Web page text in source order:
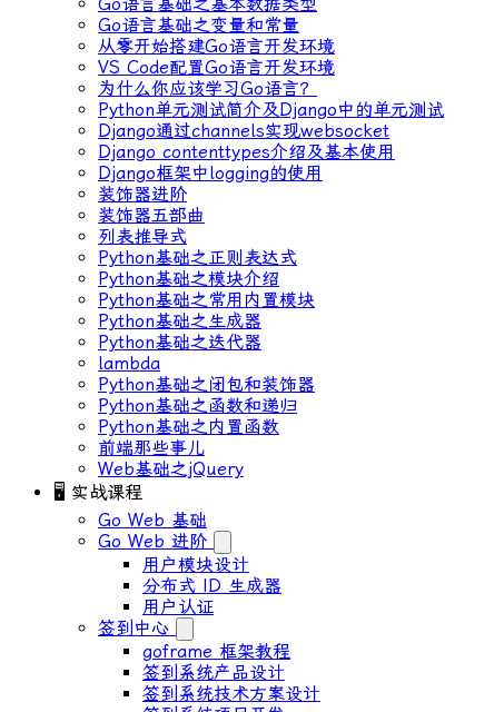
Go语言基础之变量和常量
从零开始搭建Go语言开发环境
VS Code配置Go语言开发环境
为什么你应该学习Go语言？
Python单元测试简介及Django中的单元测试
Django通过channels实现websocket
Django contenttypes介绍及基本使用
Django框架中logging的使用
装饰器进阶
装饰器五部曲
列表推导式
Python基础之正则表达式
Python基础之模块介绍
Python基础之常用内置模块
Python基础之生成器
Python基础之迭代器
lambda
Python基础之闭包和装饰器
Python基础之函数和递归
Python基础之内置函数
前端那些事儿
Web基础之jQuery
🖥 实战课程
Go Web 基础
Go Web 进阶
用户模块设计
分布式 ID ⽣成器
⽤户认证
签到中心
goframe 框架教程
签到系统产品设计
签到系统技术方案设计